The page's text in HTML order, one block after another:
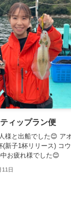
ィップラン便
様と出船でした😊 ア
(新子1杯リリース) コ
お疲れ様でした😊
11日